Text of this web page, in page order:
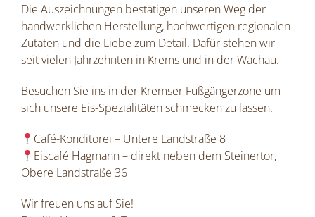
Die Auszeichnungen bestätigen unseren Weg der
handwerklichen Herstellung, hochwertigen regionalen
Zutaten und die Liebe zum Detail. Dafür stehen wir
seit vielen Jahrzehnten in Krems und in der Wachau.
Besuchen Sie ins in der Kremser Fußgängerzone um
sich unsere Eis-Spezialitäten schmecken zu lassen.
Café-Konditorei – Untere Landstraße 8
Eiscafé Hagmann – direkt neben dem Steinertor,
Obere Landstraße 36
Wir freuen uns auf Sie!